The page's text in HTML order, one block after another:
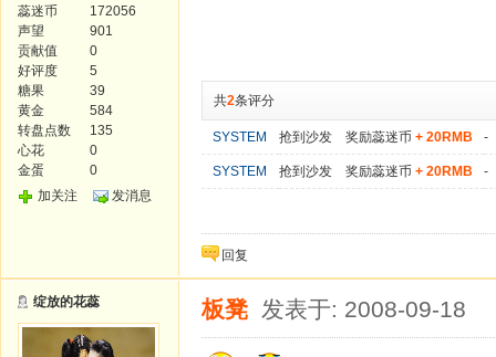
蕊迷币
172056
声望
901
贡献值
0
好评度
5
糖果
39
黄金
584
转盘点数
135
心花
0
金蛋
0
加关注
发消息
共2条评分
SYSTEM 抢到沙发 奖励蕊迷币 + 20RMB -
SYSTEM 抢到沙发 奖励蕊迷币 + 20RMB -
回复
绽放的花蕊 板凳 发表于: 2008-09-18